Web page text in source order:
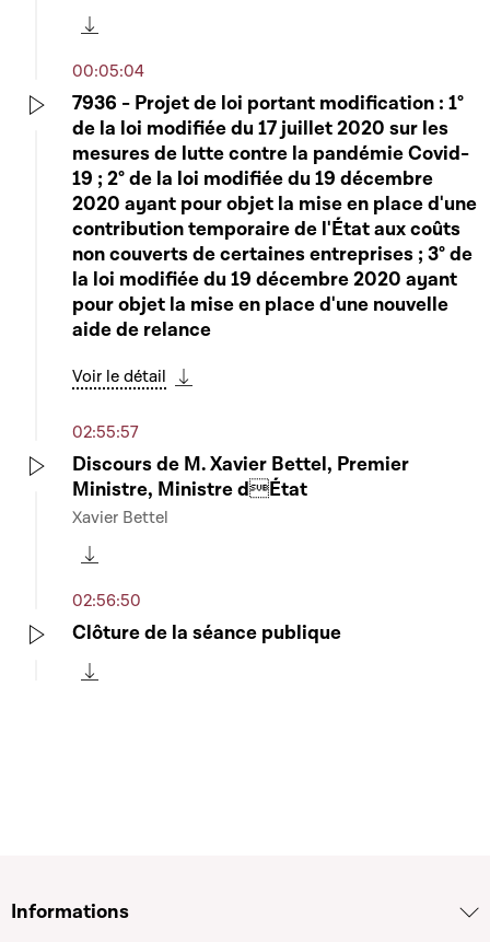
00:05:04
7936 - Projet de loi portant modification : 1°
de la loi modifiée du 17 juillet 2020 sur les
mesures de lutte contre la pandémie Covid-
19 ; 2° de la loi modifiée du 19 décembre
2020 ayant pour objet la mise en place d'une
contribution temporaire de l'État aux coûts
non couverts de certaines entreprises ; 3° de
la loi modifiée du 19 décembre 2020 ayant
pour objet la mise en place d'une nouvelle
aide de relance
Voir le détail
02:55:57
Discours de M. Xavier Bettel, Premier
Ministre, Ministre dÉtat
Xavier Bettel
02:56:50
Clôture de la séance publique
Informations